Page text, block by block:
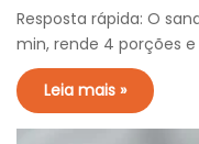
Resposta rápida: O
min, rende 4 porções
Leia mais »